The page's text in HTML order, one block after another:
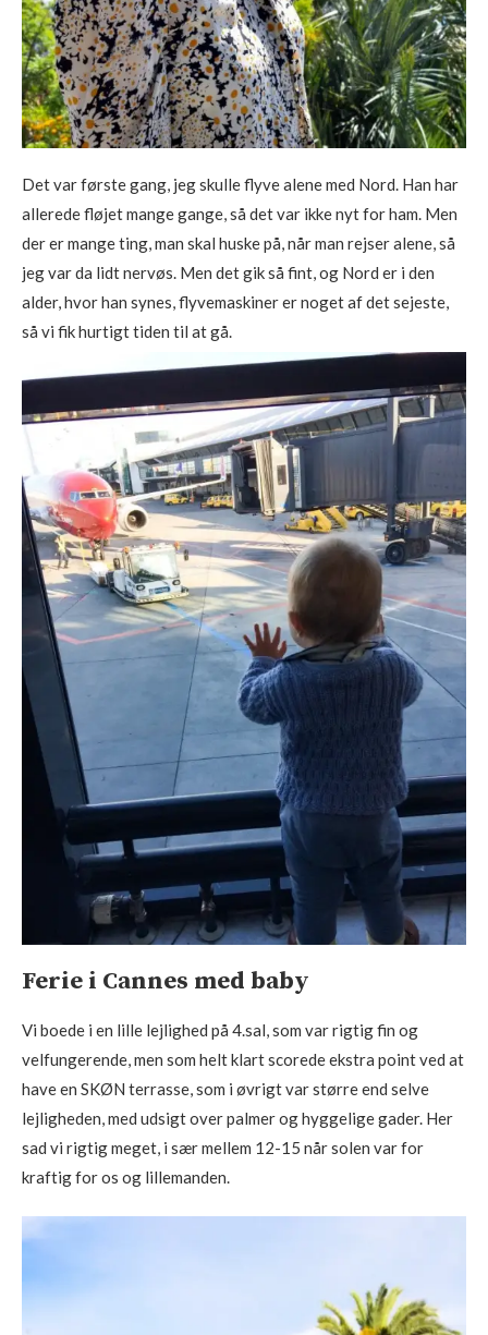
Det var første gang, jeg skulle flyve alene med Nord. Han har
allerede fløjet mange gange, så det var ikke nyt for ham. Men
der er mange ting, man skal huske på, når man rejser alene, så
jeg var da lidt nervøs. Men det gik så fint, og Nord er i den
alder, hvor han synes, flyvemaskiner er noget af det sejeste,
så vi fik hurtigt tiden til at gå.
Ferie i Cannes med baby
Vi boede i en lille lejlighed på 4.sal, som var rigtig fin og
velfungerende, men som helt klart scorede ekstra point ved at
have en SKØN terrasse, som i øvrigt var større end selve
lejligheden, med udsigt over palmer og hyggelige gader. Her
sad vi rigtig meget, i sær mellem 12-15 når solen var for
kraftig for os og lillemanden.